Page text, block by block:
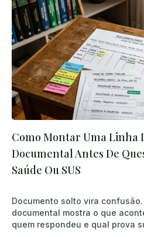
Como Montar Uma Linha
Documental Antes De
Saúde Ou SUS
Documento solto vira
documental mostra o que
quem respondeu e qual prova